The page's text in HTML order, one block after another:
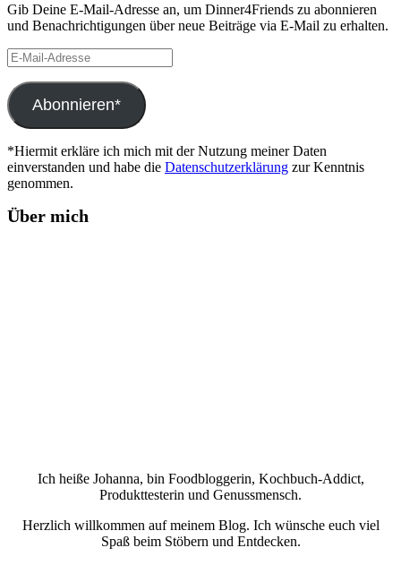
Gib Deine E-Mail-Adresse an, um Dinner4Friends zu abonnieren
und Benachrichtigungen über neue Beiträge via E-Mail zu erhalten.
E-
Mail-
Adresse
Abonnieren*
*Hiermit erkläre ich mich mit der Nutzung meiner Daten
einverstanden und habe die Datenschutzerklärung zur Kenntnis
genommen.
Über mich
Ich heiße Johanna, bin Foodbloggerin, Kochbuch-Addict,
Produkttesterin und Genussmensch.
Herzlich willkommen auf meinem Blog. Ich wünsche euch viel
Spaß beim Stöbern und Entdecken.